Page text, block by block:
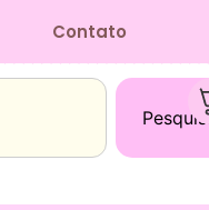
Contato